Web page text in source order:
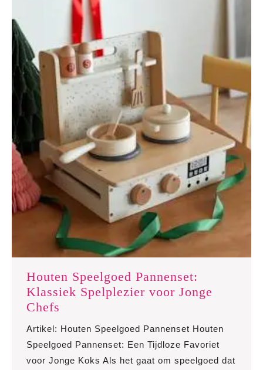
Houten Speelgoed Pannenset:
Klassiek Spelplezier voor Jonge
Chefs
Pannenset:
Klassiek
Artikel: Houten Speelgoed Pannenset Houten
Speelgoed Pannenset: Een Tijdloze Favoriet
voor Jonge Koks Als het gaat om speelgoed dat